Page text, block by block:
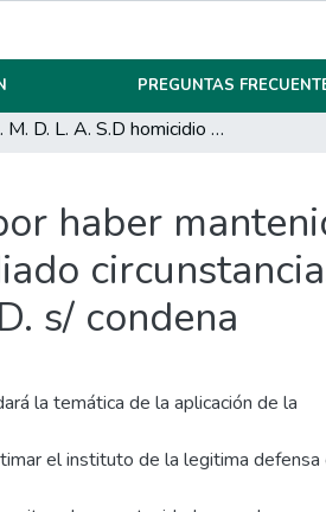
PREGUNTAS
L. M. D. L. A. S.D homicidio calificado por haber mantenido una relación de pareja con la victima habiendo mediado circunstancias extraordinarias de atenuación E.P I., J. D. s/ condena
haber
s/ condena
la temática de la aplicación de la
el instituto de la legitima defensa